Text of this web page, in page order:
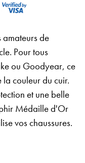
de
Pour tous
ou Goodyear, ce
couleur du cuir.
et une belle
Médaille d'Or
vos chaussures.